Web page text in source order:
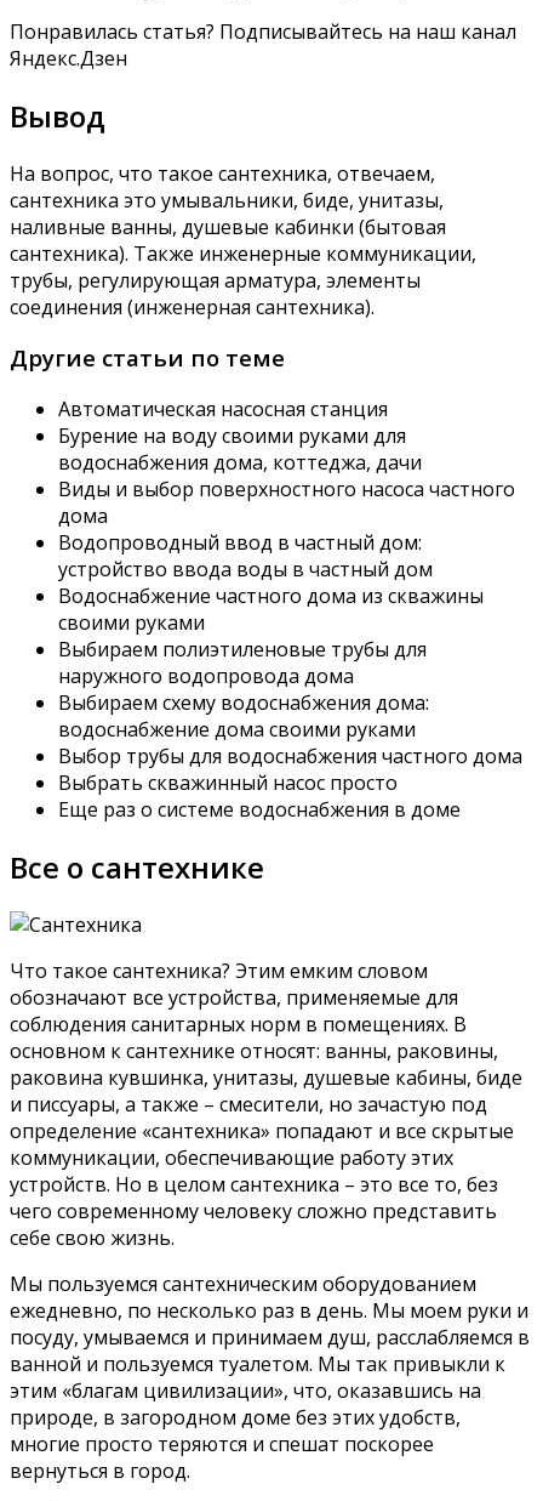
Понравилась статья? Подписывайтесь на наш канал
Яндекс.Дзен
Вывод
На вопрос, что такое сантехника, отвечаем,
сантехника это умывальники, биде, унитазы,
наливные ванны, душевые кабинки (бытовая
сантехника). Также инженерные коммуникации,
трубы, регулирующая арматура, элементы
соединения (инженерная сантехника).
Другие статьи по теме
Автоматическая насосная станция
Бурение на воду своими руками для
водоснабжения дома, коттеджа, дачи
Виды и выбор поверхностного насоса частного
дома
Водопроводный ввод в частный дом:
устройство ввода воды в частный дом
Водоснабжение частного дома из скважины
своими руками
Выбираем полиэтиленовые трубы для
наружного водопровода дома
Выбираем схему водоснабжения дома:
водоснабжение дома своими руками
Выбор трубы для водоснабжения частного дома
Выбрать скважинный насос просто
Еще раз о системе водоснабжения в доме
Все о сантехнике
Что такое сантехника? Этим емким словом
обозначают все устройства, применяемые для
соблюдения санитарных норм в помещениях. В
основном к сантехнике относят: ванны, раковины,
раковина кувшинка, унитазы, душевые кабины, биде
и писсуары, а также – смесители, но зачастую под
определение «сантехника» попадают и все скрытые
коммуникации, обеспечивающие работу этих
устройств. Но в целом сантехника – это все то, без
чего современному человеку сложно представить
себе свою жизнь.
Мы пользуемся сантехническим оборудованием
ежедневно, по несколько раз в день. Мы моем руки и
посуду, умываемся и принимаем душ, расслабляемся в
ванной и пользуемся туалетом. Мы так привыкли к
этим «благам цивилизации», что, оказавшись на
природе, в загородном доме без этих удобств,
многие просто теряются и спешат поскорее
вернуться в город.